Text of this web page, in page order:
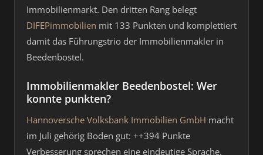
Immobilienmarkt. Den dritten Rang belegt
DIFEPimmobilien mit 133 Punkten und komplettiert
damit das Führungstrio der Immobilienmakler in
Beedenbostel.
Immobilienmakler Beedenbostel: Wer
konnte punkten?
Hannoversche Volksbank Immobilien GmbH macht
im Juli gehörig Boden gut: ++394 Punkte
Verbesserung sprechen eine eindeutige Sprache.